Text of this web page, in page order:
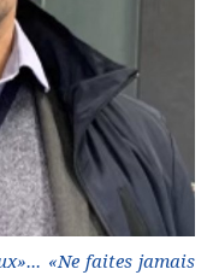
«Ne faites jamais